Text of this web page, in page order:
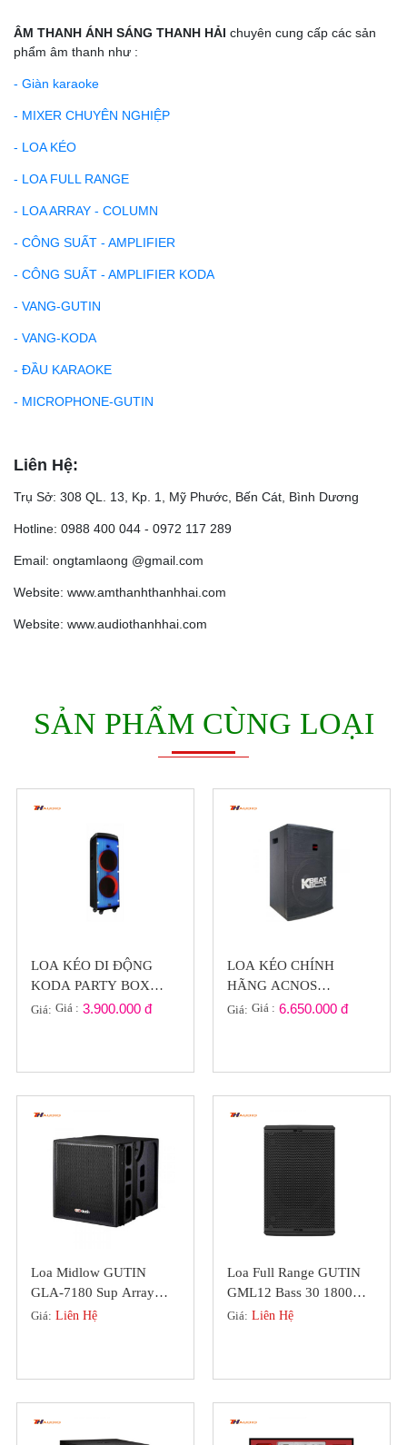
ÂM THANH ÁNH SÁNG THANH HẢI chuyên cung cấp các sản
phẩm âm thanh như :
- Giàn karaoke
- MIXER CHUYÊN NGHIỆP
- LOA KÉO
- LOA FULL RANGE
- LOA ARRAY - COLUMN
- CÔNG SUẤT - AMPLIFIER
- CÔNG SUẤT - AMPLIFIER KODA
- VANG-GUTIN
- VANG-KODA
- ĐẦU KARAOKE
- MICROPHONE-GUTIN
Liên Hệ:
Trụ Sở: 308 QL. 13, Kp. 1, Mỹ Phước, Bến Cát, Bình Dương
Hotline: 0988 400 044 - 0972 117 289
Email: ongtamlaong @gmail.com
Website: www.amthanhthanhhai.com
Website: www.audiothanhhai.com
SẢN PHẨM CÙNG LOẠI
LOA KÉO DI ĐỘNG
KODA PARTY BOX
2120 LED ĐỔI MÀU
Giá: Giá : 3.900.000 đ
LOA KÉO CHÍNH
HÃNG ACNOS
BEATBOX KB43 ( VUI
Giá: Giá : 6.650.000 đ
Loa Midlow GUTIN
GLA-7180 Sup Array
Chuyên Nghiệp Bass 50
Giá: Liên Hệ
Loa Full Range GUTIN
GML12 Bass 30 1800W,
Đồng Bộ Bass Trep
Giá: Liên Hệ